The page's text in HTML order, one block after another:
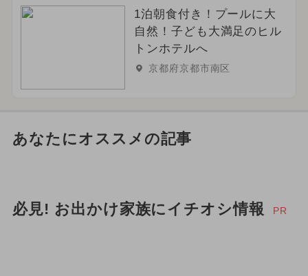
1泊朝食付き！プールに大
自然！子ども大満足のヒル
トンホテルへ
京都府京都市南区
あなたにオススメの記事
必見! お出かけ家族にイチオシ情報 PR